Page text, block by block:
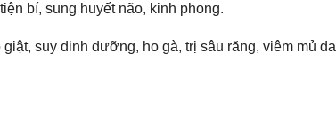
bí, sung huyết não, kinh phong.
suy dinh dưỡng, ho gà, trị sâu răng, viêm mủ